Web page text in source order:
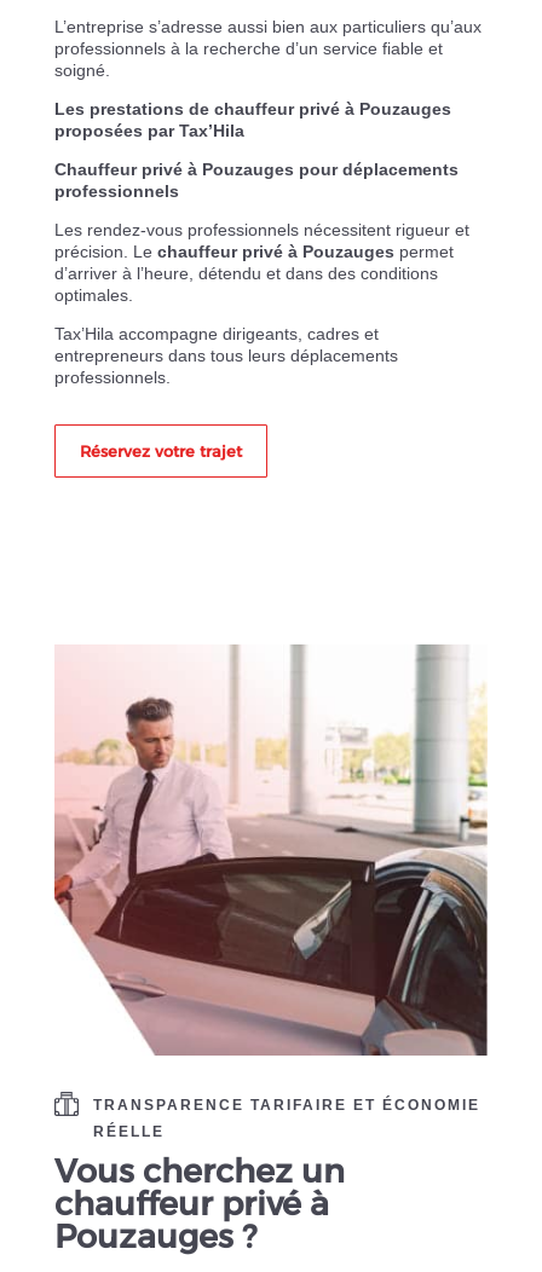
L’entreprise s’adresse aussi bien aux particuliers qu’aux
professionnels à la recherche d’un service fiable et
soigné.
Les prestations de chauffeur privé à Pouzauges
proposées par Tax’Hila
Chauffeur privé à Pouzauges pour déplacements
professionnels
Les rendez-vous professionnels nécessitent rigueur et
précision. Le chauffeur privé à Pouzauges permet
d’arriver à l’heure, détendu et dans des conditions
optimales.
Tax’Hila accompagne dirigeants, cadres et
entrepreneurs dans tous leurs déplacements
professionnels.
Réservez votre trajet
TRANSPARENCE TARIFAIRE ET ÉCONOMIE
RÉELLE
Vous cherchez un
chauffeur privé à
Pouzauges ?